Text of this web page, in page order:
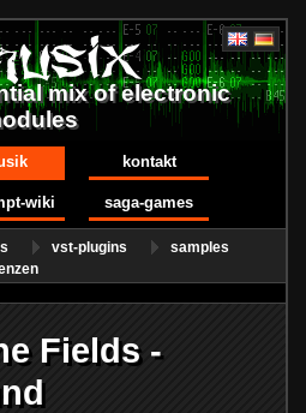
mix of electronic
kontakt
wiki saga-games
vst-plugins
samples
Fields -